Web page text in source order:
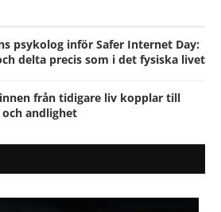
psykolog inför Safer Internet Day:
delta precis som i det fysiska livet
från tidigare liv kopplar till
och andlighet